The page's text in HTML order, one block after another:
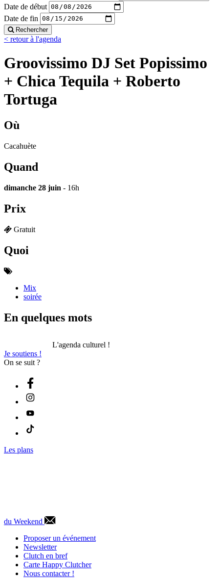
Date de début
Date de fin
Rechercher
< retour à l'agenda
Groovissimo DJ Set Popissimo
+ Chica Tequila + Roberto
Tortuga
Où
Cacahuète
Quand
dimanche 28 juin - 16h
Prix
Gratuit
Quoi
Mix
soirée
En quelques mots
L'agenda culturel !
Je soutiens !
On se suit ?
Les plans
du Weekend
Proposer un événement
Newsletter
Clutch en bref
Carte Happy Clutcher
Nous contacter !